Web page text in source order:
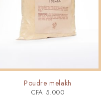
Poudre melakh
CFA 5.000